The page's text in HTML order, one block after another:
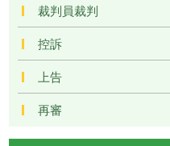
裁判員裁判
控訴
上告
再審